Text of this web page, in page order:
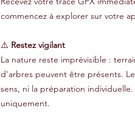
commencez à explorer sur votre
⚠️ Restez vigilant
La nature reste imprévisible :
d'arbres peuvent être présents.
sens, ni la préparation
uniquement.